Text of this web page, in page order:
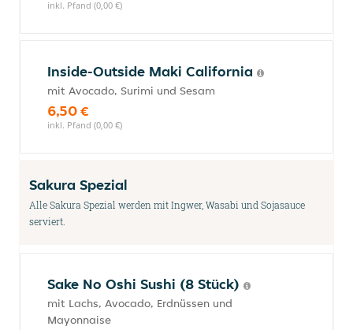
inkl. Pfand (0,00 €)
Inside-Outside Maki California
mit Avocado, Surimi und Sesam
6,50 €
inkl. Pfand (0,00 €)
Sakura Spezial
Alle Sakura Spezial werden mit Ingwer, Wasabi und Sojasauce
serviert.
Sake No Oshi Sushi (8 Stück)
mit Lachs, Avocado, Erdnüssen und
Mayonnaise